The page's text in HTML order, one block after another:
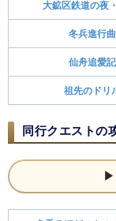
大鉱区鉄道の夜
冬兵進行曲
仙舟追愛記
祖先のドリ
同行クエストの